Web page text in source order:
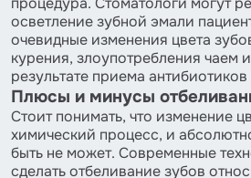
осветление зубной эмали
очевидные изменения цвета
курения, злоупотребления чаем
результате приема антибиотиков
Плюсы и минусы
Стоит понимать, что изменение
химический процесс, и
быть не может. Современные
сделать отбеливание зубов